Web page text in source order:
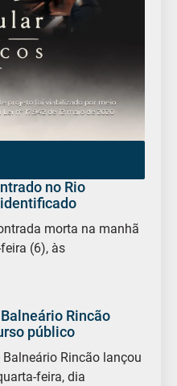
no Rio
morta na manhã
(6), às
Rincão
público
Balneário Rincão lançou
feira, dia